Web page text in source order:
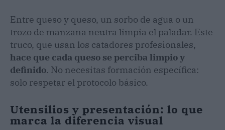
Entre queso y queso, un sorbo de agua o un
trozo de manzana neutra limpia el paladar. Este
truco, que usan los catadores profesionales,
hace que cada queso se perciba limpio y
definido. No necesitas formación específica:
solo respetar el protocolo básico.
Utensilios y presentación: lo que
marca la diferencia visual